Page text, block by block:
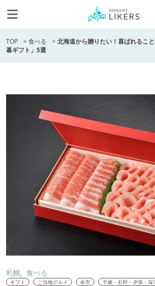
TOP >食べる >北海道から贈りたい！喜ばれるこ
暮ギフト」5選
札幌 食べる
ギフト ご当地グルメ 余市
千歳・石狩・夕張・深